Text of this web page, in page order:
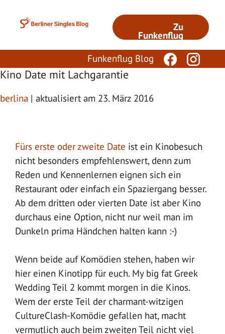
Inhalt
Zu
Funkenflug
Funkenflug Blog
Kino Date mit Lachgarantie
berlina | aktualisiert am 23. März 2016
Fürs erste oder zweite Date ist ein Kinobesuch
nicht besonders empfehlenswert, denn zum
Reden und Kennenlernen eignen sich ein
Restaurant oder einfach ein Spaziergang besser.
Ab dem dritten oder vierten Date ist aber Kino
durchaus eine Option, nicht nur weil man im
Dunkeln prima Händchen halten kann :-)
Wenn beide auf Komödien stehen, haben wir
hier einen Kinotipp für euch. My big fat Greek
Wedding Teil 2 kommt morgen in die Kinos.
Wem der erste Teil der charmant-witzigen
CultureClash-Komödie gefallen hat, macht
vermutlich auch beim zweiten Teil nicht viel